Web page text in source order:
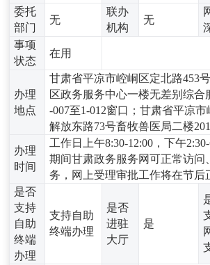
委托
部门
无
联办
机构
无
事项
状态
在用
办理
地点
甘肃省平凉市崆峒区定北路453
区政务服务中心一楼无差别综合
-007至1-012窗口；甘肃省平凉市
解放东路73号畜牧兽医局二楼
办理
时间
工作日上午8:30-12:00，下午
期间甘肃政务服务网可正常访问
务，网上受理审批工作将在节后
是否
支持
自助
终端
办理
支持自助
终端办理
是否
进驻
大厅
是